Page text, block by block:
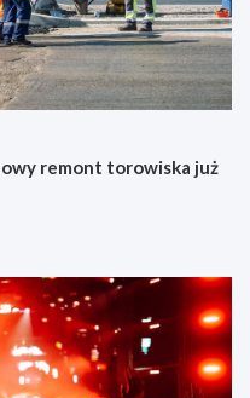
remont torowiska już